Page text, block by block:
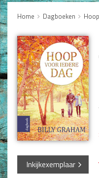
Huwelijk en Gezin
Opvoeding
Alle producten
Man / Vrouw
Man
Vrouw
Alle producten
Seksualiteit
Jongerenboeken
Home Dagboeken
Inkijkexemplaar